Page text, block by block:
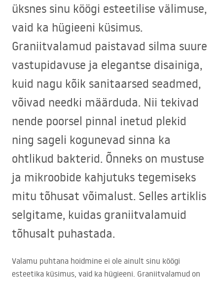
üksnes sinu köögi esteetilise välimuse,
vaid ka hügieeni küsimus.
Graniitvalamud paistavad silma suure
vastupidavuse ja elegantse disainiga,
kuid nagu kõik sanitaarsed seadmed,
võivad needki määrduda. Nii tekivad
nende poorsel pinnal inetud plekid
ning sageli kogunevad sinna ka
ohtlikud bakterid. Õnneks on mustuse
ja mikroobide kahjutuks tegemiseks
mitu tõhusat võimalust. Selles artiklis
selgitame, kuidas graniitvalamuid
tõhusalt puhastada.
Valamu puhtana hoidmine ei ole ainult sinu köögi
esteetika küsimus, vaid ka hügieeni. Graniitvalamud on